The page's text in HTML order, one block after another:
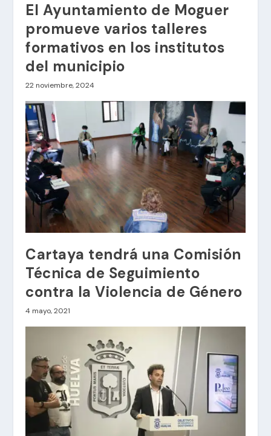
El Ayuntamiento de Moguer
promueve varios talleres
formativos en los institutos
del municipio
22 noviembre, 2024
Cartaya tendrá una Comisión
Técnica de Seguimiento
contra la Violencia de Género
4 mayo, 2021